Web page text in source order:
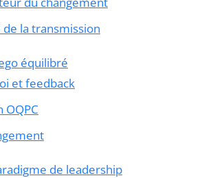
de la transmission
équilibré
et feedback
OQPC
de leadership